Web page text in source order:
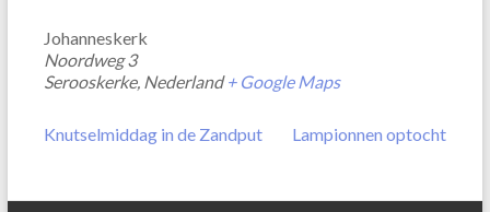
Johanneskerk
Noordweg 3
Serooskerke, Nederland + Google Maps
Knutselmiddag in de Zandput Lampionnen optocht